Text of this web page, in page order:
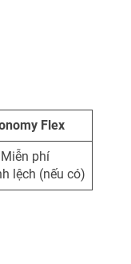
Flex
Miễn phí
lệch (nếu có)